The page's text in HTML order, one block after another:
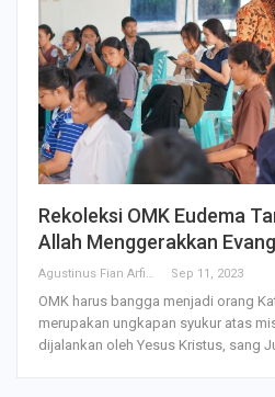
Rekoleksi OMK Eudema
Allah Menggerakkan
Agustinus Fian Arfianto Sep 11, 2023
OMK harus bangga menjadi orang
merupakan ungkapan syukur atas
dijalankan oleh Yesus Kristus, sang